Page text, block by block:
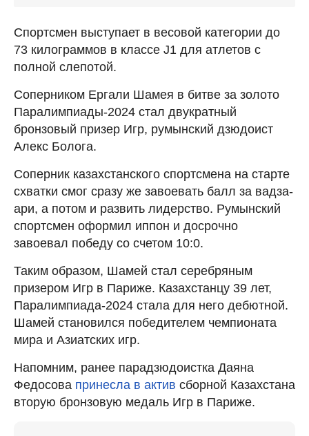
Спортсмен выступает в весовой категории до
73 килограммов в классе J1 для атлетов с
полной слепотой.
Соперником Ергали Шамея в битве за золото
Паралимпиады-2024 стал двукратный
бронзовый призер Игр, румынский дзюдоист
Алекс Болога.
Соперник казахстанского спортсмена на старте
схватки смог сразу же завоевать балл за вадза-
ари, а потом и развить лидерство. Румынский
спортсмен оформил иппон и досрочно
завоевал победу со счетом 10:0.
Таким образом, Шамей стал серебряным
призером Игр в Париже. Казахстанцу 39 лет,
Паралимпиада-2024 стала для него дебютной.
Шамей становился победителем чемпионата
мира и Азиатских игр.
Напомним, ранее парадзюдоистка Даяна
Федосова принесла в актив сборной Казахстана
вторую бронзовую медаль Игр в Париже.